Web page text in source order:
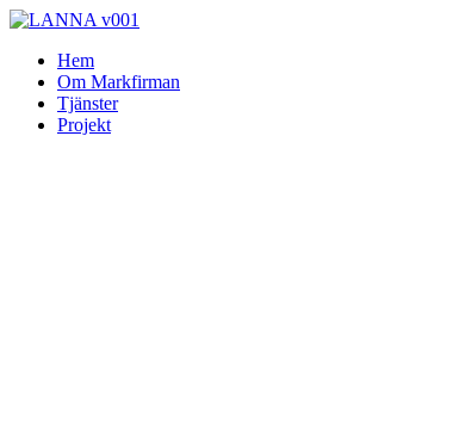
Skip
contentHem
Om Markfirman
Tjänster
Projekt